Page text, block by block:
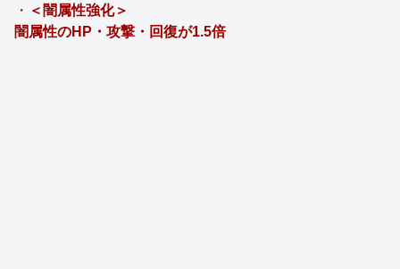
・ ＜闇属性強化＞
闇属性のHP・攻撃・回復が1.5倍